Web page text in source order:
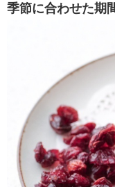
季節に合わせた期